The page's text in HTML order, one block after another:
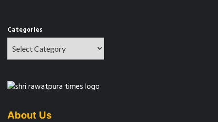
Categories
About Us